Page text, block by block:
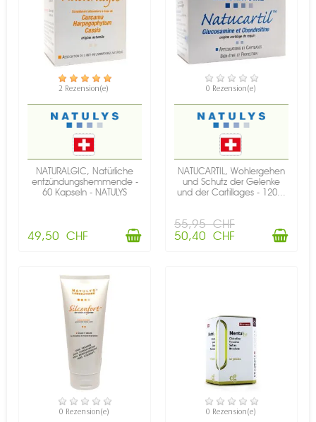
VERFÜGBAR
2 Rezension(e)
NATURALGIC, Natürliche
entzündungshemmende -
60 Kapseln - NATULYS
49,50 CHF
VERFÜGBAR
0 Rezension(e)
NATUCARTIL, Wohlergehen
und Schutz der Gelenke
und der Cartillages - 120...
55,95 CHF
50,40 CHF
VERFÜGBAR
0 Rezension(e)
VERFÜGBAR
0 Rezension(e)